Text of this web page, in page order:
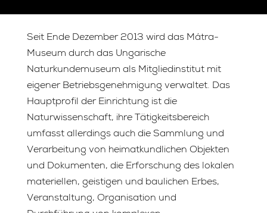
Seit Ende Dezember 2013 wird das Mátra-
Museum durch das Ungarische
Naturkundemuseum als Mitgliedinstitut mit
eigener Betriebsgenehmigung verwaltet. Das
Hauptprofil der Einrichtung ist die
Naturwissenschaft, ihre Tätigkeitsbereich
umfasst allerdings auch die Sammlung und
Verarbeitung von heimatkundlichen Objekten
und Dokumenten, die Erforschung des lokalen
materiellen, geistigen und baulichen Erbes,
Veranstaltung, Organisation und